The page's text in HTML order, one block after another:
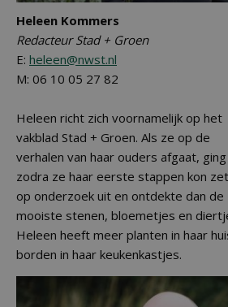
Heleen Kommers
Redacteur Stad + Groen
E: heleen@nwst.nl
M: 06 10 05 27 82
Heleen richt zich voornamelijk op het
vakblad Stad + Groen. Als ze op de
verhalen van haar ouders afgaat,
zodra ze haar eerste stappen kon
op onderzoek uit en ontdekte dan de
mooiste stenen, bloemetjes en
Heleen heeft meer planten in haar
borden in haar keukenkastjes.